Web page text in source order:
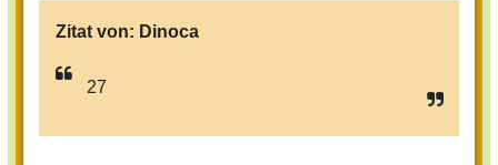
Zitat von: Dinoca
27